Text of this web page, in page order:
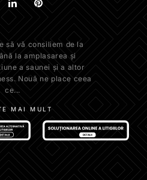
să vă consiliem de la
la amplasarea și
a saunei și a altor
Nouă ne place ceea
ce...
MAI MULT